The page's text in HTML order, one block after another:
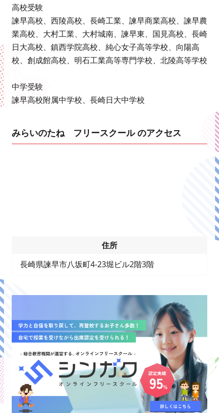
高校受験
諫早高校、西陵高校、長崎工業、諫早商業高校、諫早農
業高校、大村工業、大村城南、諫早東、国見高校、長崎
日大高校、鎮西学院高校、純心女子高等学校、向陽高
校、創成館高校、明石工業高等専門学校、北陵高等学校
中学受験
諫早高校附属中学校、長崎日大中学校
みらいのたね フリースクール のアクセス
住所
長崎県諫早市八坂町4-23堀ビル2階3階